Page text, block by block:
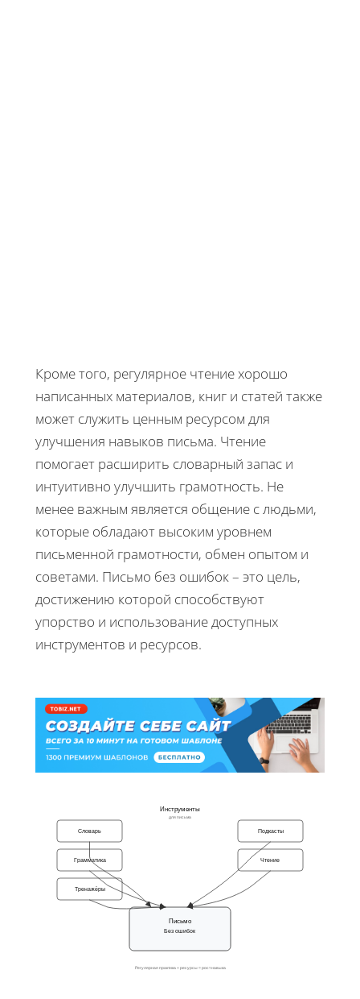
Кроме того, регулярное чтение хорошо
написанных материалов, книг и статей также
может служить ценным ресурсом для
улучшения навыков письма. Чтение
помогает расширить словарный запас и
интуитивно улучшить грамотность. Не
менее важным является общение с людьми,
которые обладают высоким уровнем
письменной грамотности, обмен опытом и
советами. Письмо без ошибок – это цель,
достижению которой способствуют
упорство и использование доступных
инструментов и ресурсов.
Инструменты
для письма
Словарь
Грамматика
Тренажёры
Подкасты
Чтение
Письмо
Без ошибок
Регулярная практика + ресурсы = рост навыка